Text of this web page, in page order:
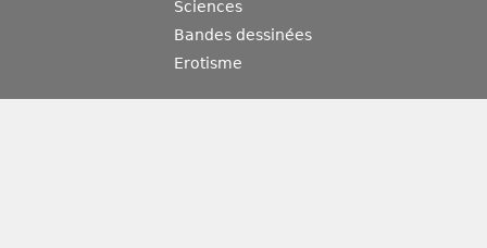
Sciences
Bandes dessinées
Erotisme